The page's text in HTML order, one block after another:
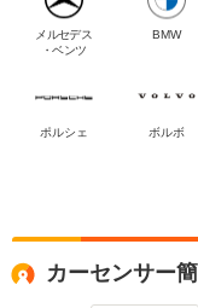
メルセデス
・ベンツ
BMW
ポルシェ ボルボ
カーセンサー